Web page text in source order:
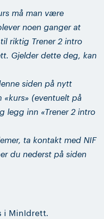
må man være
noen ganger at
riktig Trener 2 intro
Gjelder dette deg, kan
siden på nytt
(eventuelt på
legg inn «Trener 2 intro
ta kontakt med NIF
du nederst på siden
i MinIdrett.